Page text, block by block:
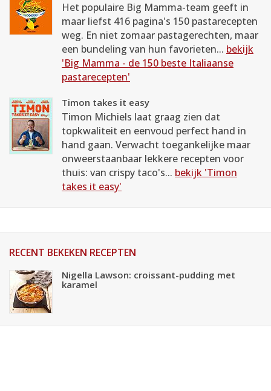
Het populaire Big Mamma-team geeft in
maar liefst 416 pagina's 150 pastarecepten
weg. En niet zomaar pastagerechten, maar
een bundeling van hun favorieten... bekijk
'Big Mamma - de 150 beste Italiaanse
pastarecepten'
Timon takes it easy
Timon Michiels laat graag zien dat
topkwaliteit en eenvoud perfect hand in
hand gaan. Verwacht toegankelijke maar
onweerstaanbaar lekkere recepten voor
thuis: van crispy taco's... bekijk 'Timon
takes it easy'
RECENT BEKEKEN RECEPTEN
Nigella Lawson: croissant-pudding met
karamel